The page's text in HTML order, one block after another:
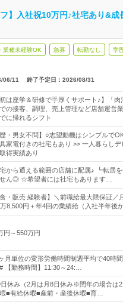
フ】入社祝10万円♪社宅あり&
業種未経験OK 急募 転勤なし 学
06/11 終了予定日： 2026/08/31
初は座学＆研修で手厚くサポート♪】「
の接客、調理、売上管理など店舗運営
に帰れるシフト
歴・男女不問】○志望動機はシンプルで
家電付きの社宅もあり >> 一人暮らし
得実績あり
から通える範囲の店舗に配属♪ ┗転居を
ん◎ ☆希望者には社宅もあります…
食・販売 経験者】＼前職給最大限保証／
8,500円＋年4回の業績給（入社半年後
円～550万円
月単位の変形労働時間制週平均で40時
【勤務時間】11:30～24:…
休み（2月は月8日休み※閏年の場合は
■有給休暇■産前・産後休暇■育…